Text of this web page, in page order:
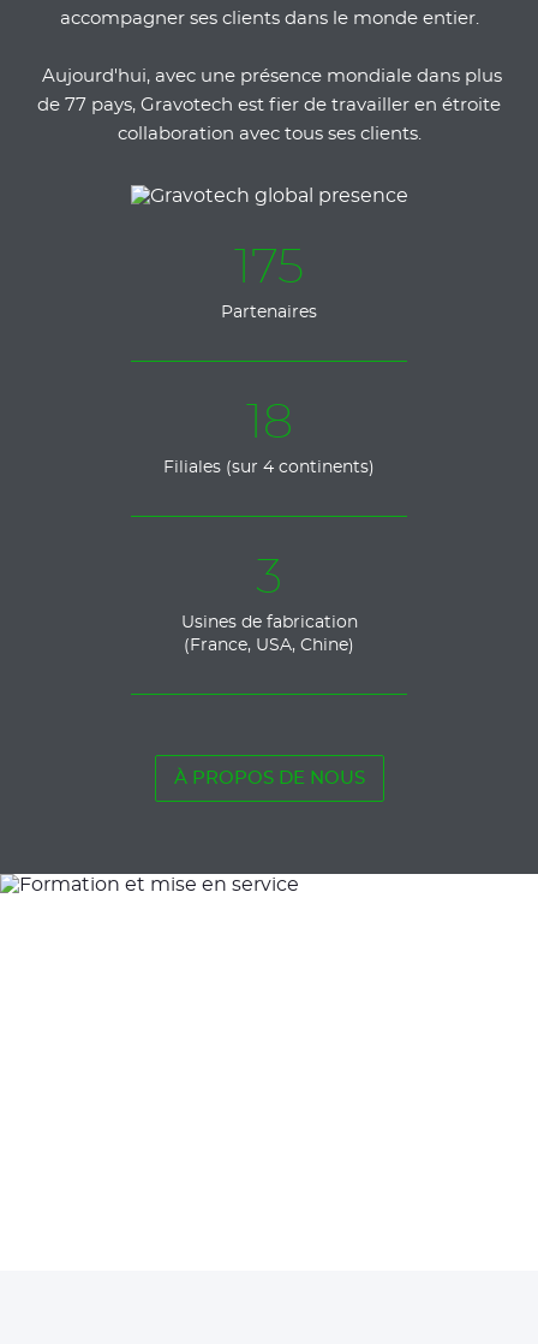
accompagner ses clients dans le monde entier.
Aujourd'hui, avec une présence mondiale dans plus
de 77 pays, Gravotech est fier de travailler en étroite
collaboration avec tous ses clients.
175
Partenaires
18
Filiales (sur 4 continents)
3
Usines de fabrication
(France, USA, Chine)
À PROPOS DE NOUS